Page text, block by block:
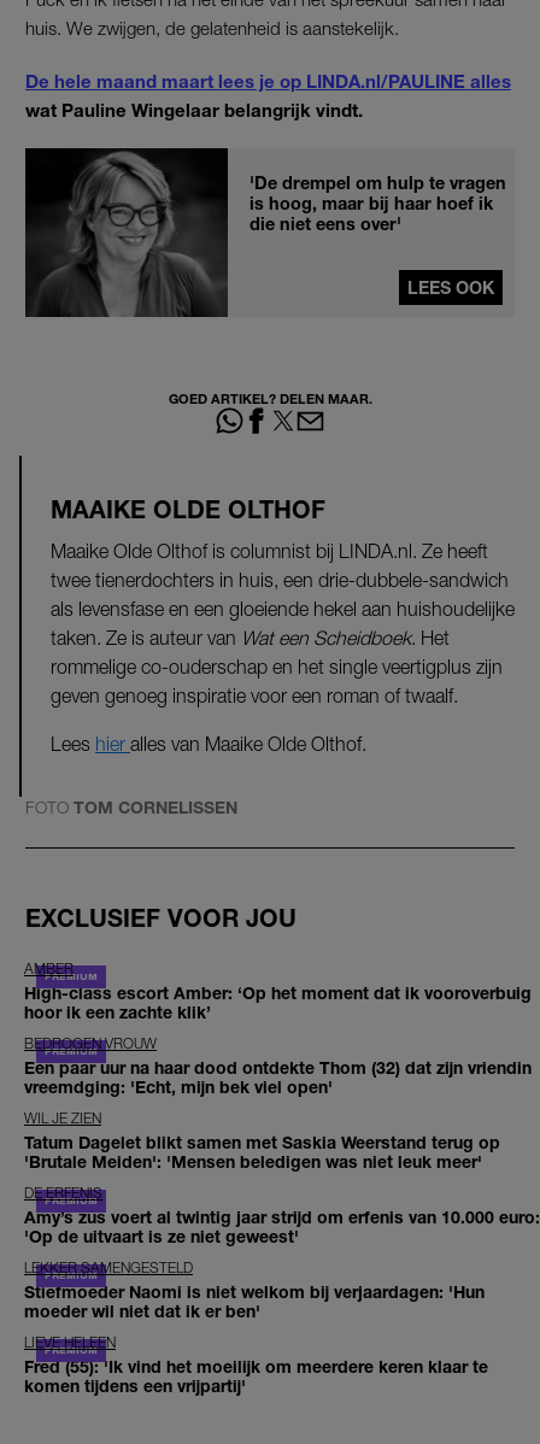
huis. We zwijgen, de gelatenheid is aanstekelijk.
De hele maand maart lees je op LINDA.nl/PAULINE alles
wat Pauline Wingelaar belangrijk vindt.
'De drempel om hulp te vragen
is hoog, maar bij haar hoef ik
die niet eens over'
LEES OOK
GOED ARTIKEL? DELEN MAAR.
MAAIKE OLDE OLTHOF
Maaike Olde Olthof is columnist bij LINDA.nl. Ze heeft
twee tienerdochters in huis, een drie-dubbele-sandwich
als levensfase en een gloeiende hekel aan huishoudelijke
taken. Ze is auteur van Wat een Scheidboek. Het
rommelige co-ouderschap en het single veertigplus zijn
geven genoeg inspiratie voor een roman of twaalf.
Lees hier alles van Maaike Olde Olthof.
FOTO TOM CORNELISSEN
EXCLUSIEF VOOR JOU
AMBER
High-class escort Amber: ‘Op het moment dat ik vooroverbuig
hoor ik een zachte klik’
BEDROGEN VROUW
Een paar uur na haar dood ontdekte Thom (32) dat zijn vriendin
vreemdging: 'Echt, mijn bek viel open'
WIL JE ZIEN
Tatum Dagelet blikt samen met Saskia Weerstand terug op
'Brutale Meiden': 'Mensen beledigen was niet leuk meer'
DE ERFENIS
Amy’s zus voert al twintig jaar strijd om erfenis van 10.000 euro:
'Op de uitvaart is ze niet geweest'
LEKKER SAMENGESTELD
Stiefmoeder Naomi is niet welkom bij verjaardagen: 'Hun
moeder wil niet dat ik er ben'
LIEVE HELEEN
Fred (55): 'Ik vind het moeilijk om meerdere keren klaar te
komen tijdens een vrijpartij'